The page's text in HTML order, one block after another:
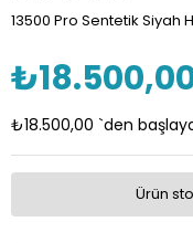
13500 Pro Sentetik Siyah
₺18.500,00 `den
Ürün